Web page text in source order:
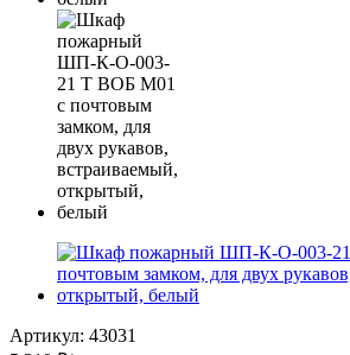
Артикул: 43031